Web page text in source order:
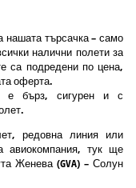
нашата търсачка – само
налични полети за
са подредени по цена,
оферта.
е бърз, сигурен и с
редовна линия или
авиокомпания, тук ще
Женева (GVA) – Солун